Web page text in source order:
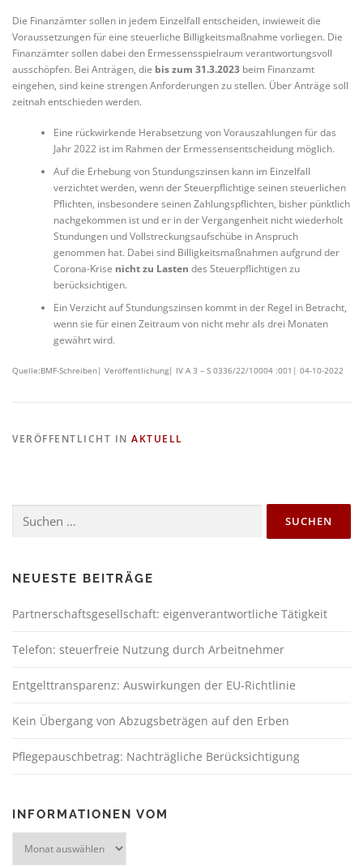
Die Finanzämter sollen in jedem Einzelfall entscheiden, inwieweit die
Voraussetzungen für eine steuerliche Billigkeitsmaßnahme vorliegen. Die
Finanzämter sollen dabei den Ermessensspielraum verantwortungsvoll
ausschöpfen. Bei Anträgen, die bis zum 31.3.2023 beim Finanzamt
eingehen, sind keine strengen Anforderungen zu stellen. Über Anträge soll
zeitnah entschieden werden.
Eine rückwirkende Herabsetzung von Vorauszahlungen für das
Jahr 2022 ist im Rahmen der Ermessensentscheidung möglich.
Auf die Erhebung von Stundungszinsen kann im Einzelfall
verzichtet werden, wenn der Steuerpflichtige seinen steuerlichen
Pflichten, insbesondere seinen Zahlungspflichten, bisher pünktlich
nachgekommen ist und er in der Vergangenheit nicht wiederholt
Stundungen und Vollstreckungsaufschübe in Anspruch
genommen hat. Dabei sind Billigkeitsmaßnahmen aufgrund der
Corona-Krise nicht zu Lasten des Steuerpflichtigen zu
berücksichtigen.
Ein Verzicht auf Stundungszinsen kommt in der Regel in Betracht,
wenn sie für einen Zeitraum von nicht mehr als drei Monaten
gewährt wird.
Quelle:BMF-Schreiben| Veröffentlichung| IV A 3 – S 0336/22/10004 :001| 04-10-2022
VERÖFFENTLICHT IN AKTUELL
NEUESTE BEITRÄGE
Partnerschaftsgesellschaft: eigenverantwortliche Tätigkeit
Telefon: steuerfreie Nutzung durch Arbeitnehmer
Entgelttransparenz: Auswirkungen der EU-Richtlinie
Kein Übergang von Abzugsbeträgen auf den Erben
Pflegepauschbetrag: Nachträgliche Berücksichtigung
INFORMATIONEN VOM